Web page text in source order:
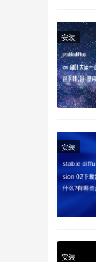
安装
安装
安装